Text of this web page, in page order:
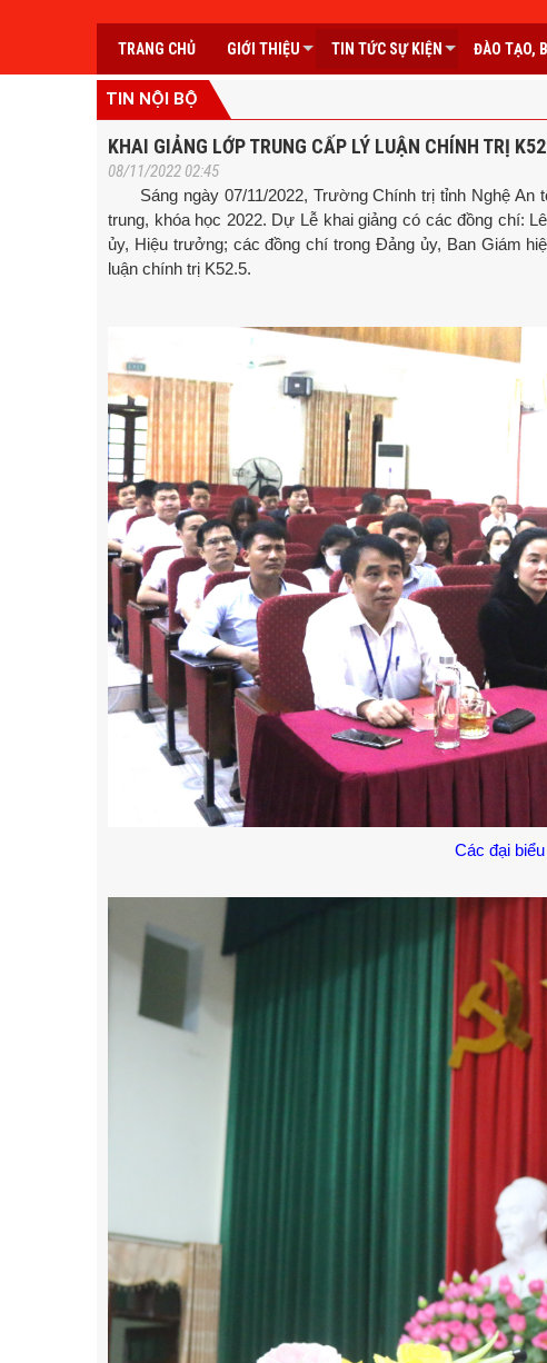
TRANG CHỦ GIỚI THIỆU TIN TỨC SỰ KIỆN ĐÀO TẠO,
TIN NỘI BỘ
KHAI GIẢNG LỚP TRUNG CẤP LÝ LUẬN CHÍNH TRỊ
08/11/2022 02:45
Sáng ngày 07/11/2022, Trường Chính trị tỉnh Nghệ An
trung, khóa học 2022. Dự Lễ khai giảng có các đồng chí:
ủy, Hiệu trưởng; các đồng chí trong Đảng ủy, Ban Giám
luận chính trị K52.5.
Các đại